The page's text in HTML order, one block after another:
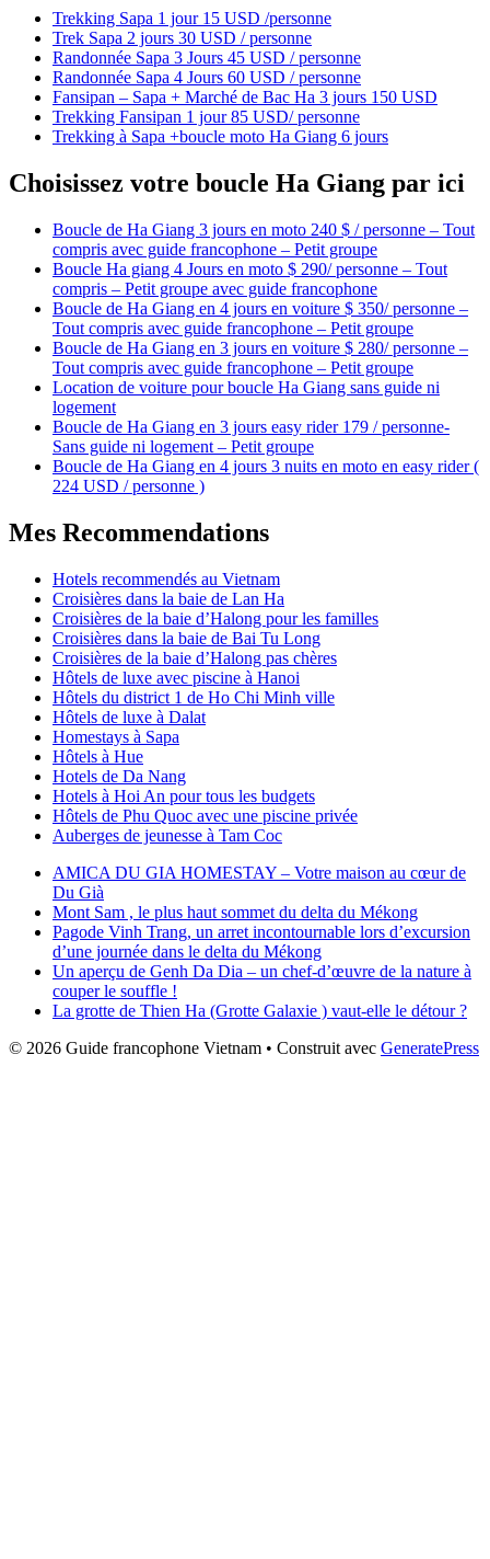
Trekking Sapa 1 jour 15 USD /personne
Trek Sapa 2 jours 30 USD / personne
Randonnée Sapa 3 Jours 45 USD / personne
Randonnée Sapa 4 Jours 60 USD / personne
Fansipan – Sapa + Marché de Bac Ha 3 jours 150 USD
Trekking Fansipan 1 jour 85 USD/ personne
Trekking à Sapa +boucle moto Ha Giang 6 jours
Choisissez votre boucle Ha Giang par ici
Boucle de Ha Giang 3 jours en moto 240 $ / personne – Tout
compris avec guide francophone – Petit groupe
Boucle Ha giang 4 Jours en moto $ 290/ personne – Tout
compris – Petit groupe avec guide francophone
Boucle de Ha Giang en 4 jours en voiture $ 350/ personne –
Tout compris avec guide francophone – Petit groupe
Boucle de Ha Giang en 3 jours en voiture $ 280/ personne –
Tout compris avec guide francophone – Petit groupe
Location de voiture pour boucle Ha Giang sans guide ni
logement
Boucle de Ha Giang en 3 jours easy rider 179 / personne-
Sans guide ni logement – Petit groupe
Boucle de Ha Giang en 4 jours 3 nuits en moto en easy rider (
224 USD / personne )
Mes Recommendations
Hotels recommendés au Vietnam
Croisières dans la baie de Lan Ha
Croisières de la baie d’Halong pour les familles
Croisières dans la baie de Bai Tu Long
Croisières de la baie d’Halong pas chères
Hôtels de luxe avec piscine à Hanoi
Hôtels du district 1 de Ho Chi Minh ville
Hôtels de luxe à Dalat
Homestays à Sapa
Hôtels à Hue
Hotels de Da Nang
Hotels à Hoi An pour tous les budgets
Hôtels de Phu Quoc avec une piscine privée
Auberges de jeunesse à Tam Coc
AMICA DU GIA HOMESTAY – Votre maison au cœur de
Du Già
Mont Sam , le plus haut sommet du delta du Mékong
Pagode Vinh Trang, un arret incontournable lors d’excursion
d’une journée dans le delta du Mékong
Un aperçu de Genh Da Dia – un chef-d’œuvre de la nature à
couper le souffle !
La grotte de Thien Ha (Grotte Galaxie ) vaut-elle le détour ?
© 2026 Guide francophone Vietnam • Construit avec GeneratePress